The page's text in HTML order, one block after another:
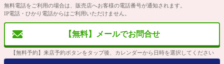
無料電話をご利用の場合は、販売店へお客様の電話番号が通知されます。
IP電話・ひかり電話からはご利用いただけません。
【無料】メールでお問合せ
【無料予約】来店予約ボタンをタップ後、カレンダーから日時を選択してください